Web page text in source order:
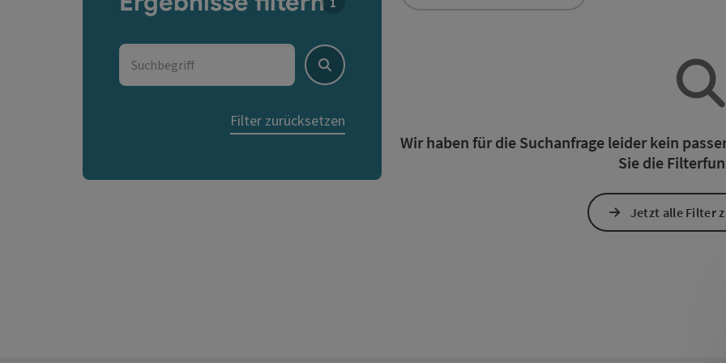
Suchbegriff
Suchen
Filter zurücksetzen
Wir haben für die Suchanfrage leider kein
Sie die
Jetzt alle Filter